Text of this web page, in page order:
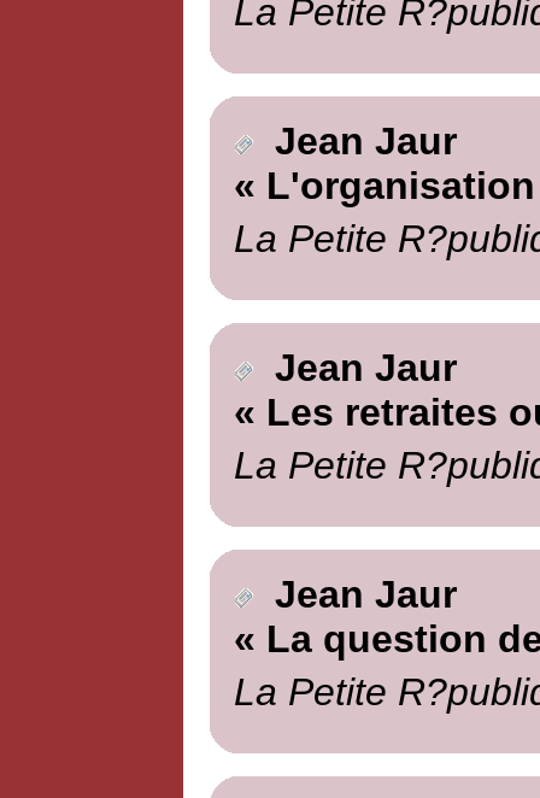
La Petite
Jean Jaur
«
La Petite
Jean Jaur
« Les retraites
La Petite
Jean Jaur
« La question
La Petite